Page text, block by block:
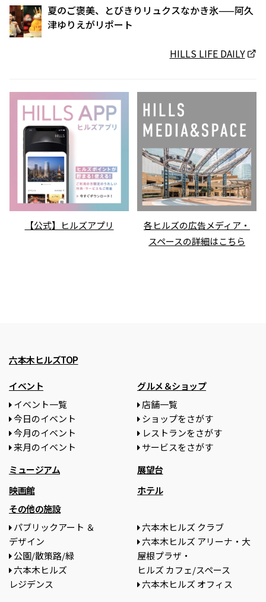
夏のご褒美、とびきりリュクスなかき氷——阿久
津ゆりえがリポート
HILLS LIFE DAILY
【公式】ヒルズアプリ
各ヒルズの広告メディア・
スペースの詳細はこちら
六本木ヒルズTOP
イベント
イベント一覧
今日のイベント
今月のイベント
来月のイベント
グルメ＆ショップ
店舗一覧
ショップをさがす
レストランをさがす
サービスをさがす
ミュージアム
映画館
展望台
ホテル
その他の施設
パブリックアート ＆
デザイン
公園/散策路/緑
六本木ヒルズ
レジデンス
六本木ヒルズ クラブ
六本木ヒルズ アリーナ・大
屋根プラザ・
ヒルズ カフェ/スペース
六本木ヒルズ オフィス